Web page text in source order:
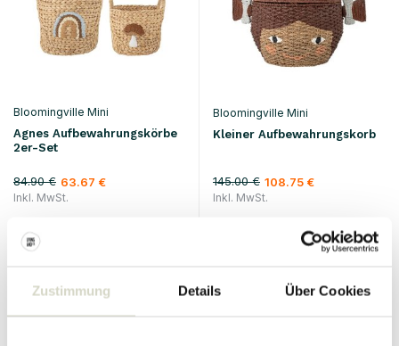
Zustimmung Details Über Cookies
Bloomingville Mini
Agnes Aufbewahrungskörbe
2er-Set
84.90 € 63.67 €
Inkl. MwSt.
Bloomingville Mini
Kleiner Aufbewahrungskorb
145.00 € 108.75 €
Inkl. MwSt.